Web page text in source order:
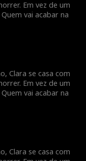
Em vez de um
vai acabar na
Clara se casa com
Em vez de um
vai acabar na
Clara se casa com